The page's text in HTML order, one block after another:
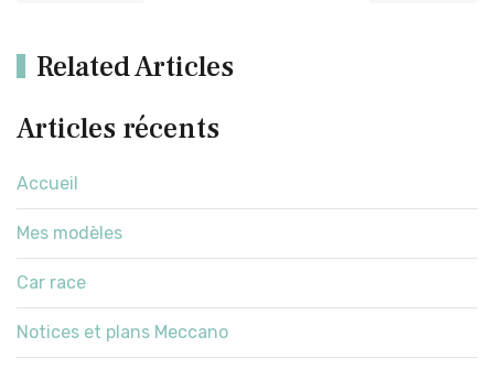
Related Articles
Articles récents
Accueil
Mes modèles
Car race
Notices et plans Meccano